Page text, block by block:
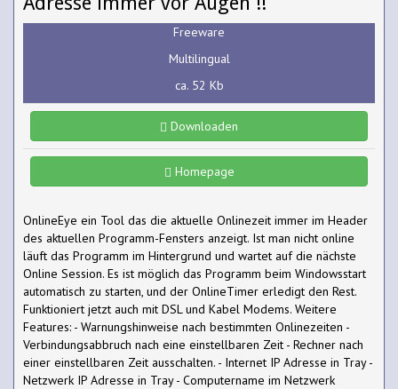
Freeware
Multilingual
ca. 52 Kb
Downloaden
Homepage
OnlineEye ein Tool das die aktuelle Onlinezeit immer im Header
des aktuellen Programm-Fensters anzeigt. Ist man nicht online
läuft das Programm im Hintergrund und wartet auf die nächste
Online Session. Es ist möglich das Programm beim Windowsstart
automatisch zu starten, und der OnlineTimer erledigt den Rest.
Funktioniert jetzt auch mit DSL und Kabel Modems. Weitere
Features: - Warnungshinweise nach bestimmten Onlinezeiten -
Verbindungsabbruch nach eine einstellbaren Zeit - Rechner nach
einer einstellbaren Zeit ausschalten. - Internet IP Adresse in Tray -
Netzwerk IP Adresse in Tray - Computername im Netzwerk